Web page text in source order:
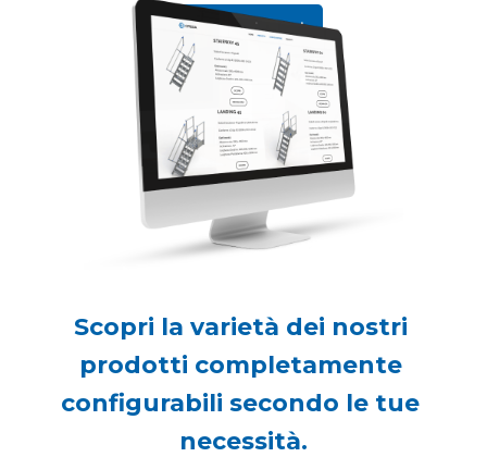
Scopri la varietà dei nostri
prodotti completamente
configurabili secondo le tue
necessità.